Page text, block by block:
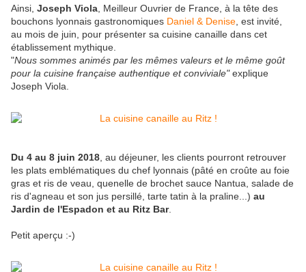
Ainsi, Joseph Viola , Meilleur Ouvrier de France, à la tête des
bouchons lyonnais gastronomiques Daniel & Denise , est invité,
au mois de juin, pour présenter sa cuisine canaille dans cet
établissement mythique.
"Nous sommes animés par les mêmes valeurs et le même goût
pour la cuisine française authentique et conviviale"explique
Joseph Viola.
Du 4 au 8 juin 2018 , au déjeuner, les clients pourront retrouver
les plats emblématiques du chef lyonnais (pâté en croûte au foie
gras et ris de veau, quenelle de brochet sauce Nantua, salade de
ris d'agneau et son jus persillé, tarte tatin à la praline...) au
Jardin de l'Espadon et au Ritz Bar.
Petit aperçu :-)